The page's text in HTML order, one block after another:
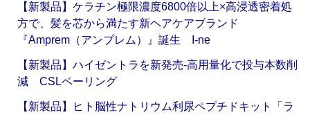
【新製品】ケラチン極限濃度6800倍以上×高浸透密着処
方で、髪を芯から満たす新ヘアケアブランド
『Amprem（アンプレム）』誕生 I-ne
【新製品】ハイゼントラを新発売‐高用量化で投与本数削
減 CSLベーリング
【新製品】ヒト脳性ナトリウム利尿ペプチドキット「ラ